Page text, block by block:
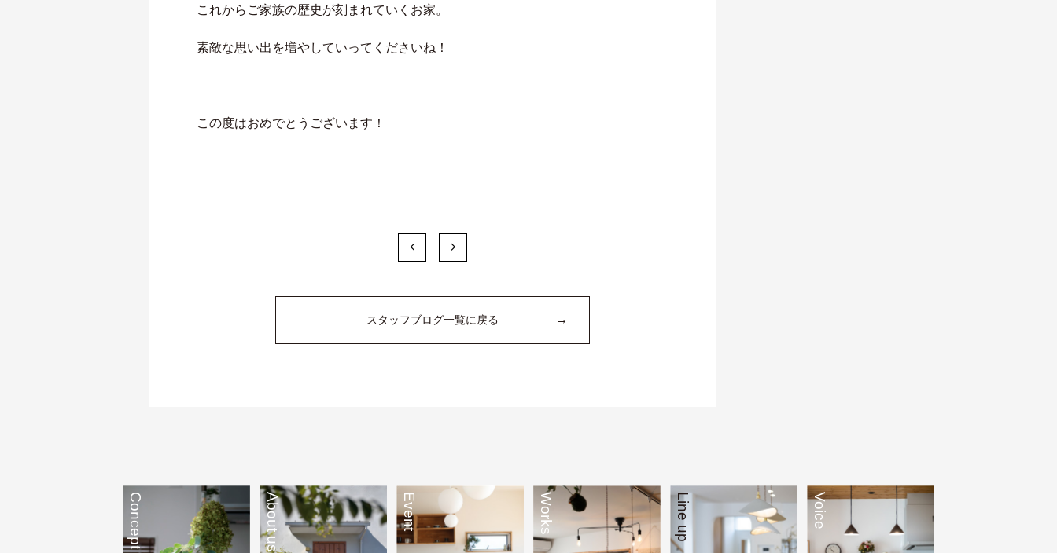
これからご家族の歴史が刻まれていくお家。
素敵な思い出を増やしていってくださいね！
この度はおめでとうございます！
スタッフブログ一覧に戻る →
Concept About us Event Works Line up Voice